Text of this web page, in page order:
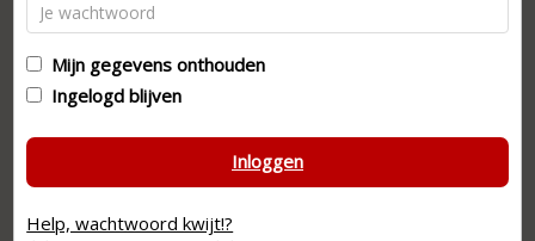
Mijn gegevens onthouden
Ingelogd blijven
Inloggen
Help, wachtwoord kwijt!?